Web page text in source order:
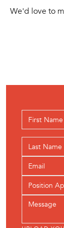
We'd love to